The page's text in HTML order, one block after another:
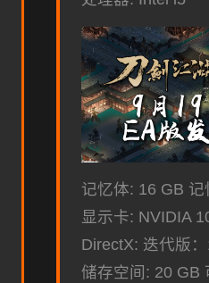
记忆体: 16 GB 记
显示卡: NVIDIA
DirectX: 迭代版
储存空间: 20 GB